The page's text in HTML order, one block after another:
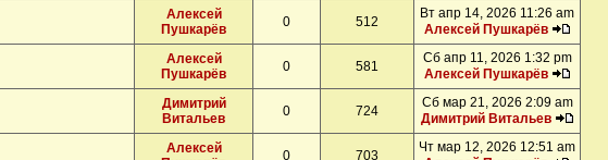
Алексей
Пушкарёв
0 512
Вт апр 14, 2026 11:26 am
Алексей Пушкарёв
Алексей
Пушкарёв
0 581
Сб апр 11, 2026 1:32 pm
Алексей Пушкарёв
Димитрий
Витальев
0 724
Сб мар 21, 2026 2:09 am
Димитрий Витальев
Алексей
0 703
Чт мар 12, 2026 12:51 am